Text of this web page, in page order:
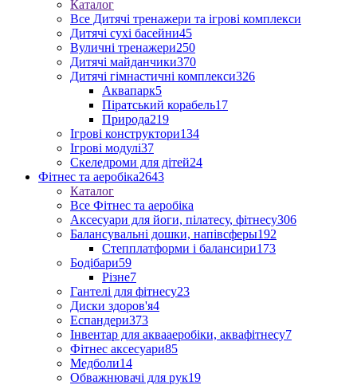
Каталог
Все Дитячі тренажери та ігрові комплекси
Дитячі сухі басейни45
Вуличні тренажери250
Дитячі майданчики370
Дитячі гімнастичні комплекси326
Аквапарк5
Піратський корабель17
Природа219
Ігрові конструктори134
Ігрові модулі37
Скеледроми для дітей24
Фітнес та аеробіка2643
Каталог
Все Фітнес та аеробіка
Аксесуари для йоги, пілатесу, фітнесу306
Балансувальні дошки, напівсферы192
Степплатформи і балансири173
Бодібари59
Різне7
Гантелі для фітнесу23
Диски здоров'я4
Еспандери373
Інвентар для аквааеробіки, аквафітнесу7
Фітнес аксесуари85
Медболи14
Обважнювачі для рук19